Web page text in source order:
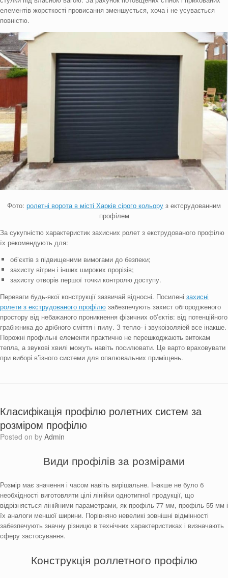
елементів жорсткості провисання зменшується, хоча і не усувається
повністю.
Фото: ролетні ворота в місті Харків сірого кольору з ектсрудованним
профілем
За сукупністю характеристик захисних ролет з екструдованого профілю
їх рекомендують для:
об’єктів з підвищеними вимогами до безпеки;
захисту вітрин і інших широких прорізів;
захисту отворів першої точки контролю доступу.
Переваги будь-якої конструкції зазвичай відносні. Посилені захисні
ролети з екструдованого профілю забезпечують захист обгородженого
простору від небажаного проникнення фізичних об’єктів: від потенційного
грабіжника до дрібного сміття і пилу. З тепло- і звукоізоляіей все інакше.
Порожні профільні елементи практично не перешкоджають витокам
тепла, а звукові хвилі можуть навіть посилювати. Це варто враховувати
при виборі в’їзного системи для опалювальних приміщень.
Класифікація профілю ролетних систем за
розміром профілю
Posted on by Admin
Види профілів за розмірами
Розмір має значення і часом навіть вирішальне. Інакше не було б
необхідності виготовляти цілі лінійки однотипної продукції, що
відрізняється лінійними параметрами, як профіль 77 мм, профіль 55 мм і
їх аналоги меншої ширини. Порівняно невеликі зовнішні відмінності
забезпечують значну різницю в технічних характеристиках і визначають
сферу застосування.
Конструкція роллетного профілю